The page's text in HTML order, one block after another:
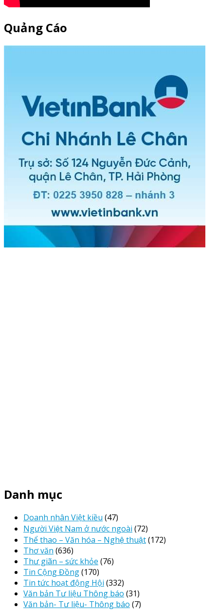
Quảng Cáo
Danh mục
Doanh nhân Việt kiều (47)
Người Việt Nam ở nước ngoài (72)
Thể thao – Văn hóa – Nghệ thuật(172)
Thơ văn (636)
Thư giãn – sức khỏe (76)
Tin Cộng Đồng(170)
Tin tức hoạt động Hội (332)
Văn bản Tư liệu Thông báo (31)
Văn bản- Tư liệu- Thông báo (7)